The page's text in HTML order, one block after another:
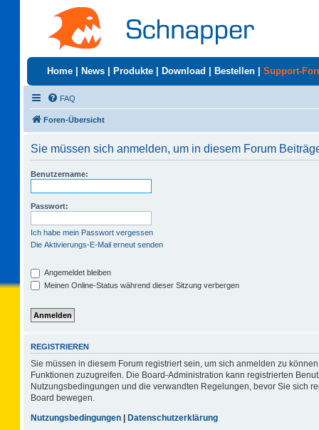
Home News Produkte Download Bestellen Support-
FAQ
Foren-Übersicht
Sie müssen sich anmelden, um in diesem Forum
Benutzername:
Passwort:
Ich habe mein Passwort vergessen
Die Aktivierungs-E-Mail erneut senden
Angemeldet bleiben
Meinen Online-Status während dieser Sitzung verbergen
REGISTRIEREN
Sie müssen in diesem Forum registriert sein, um sich anmelden zu
Funktionen zuzugreifen. Die Board-Administration kann registrierten
Nutzungsbedingungen und die verwandten Regelungen, bevor Sie sich
Board bewegen.
Nutzungsbedingungen | Datenschutzerklärung